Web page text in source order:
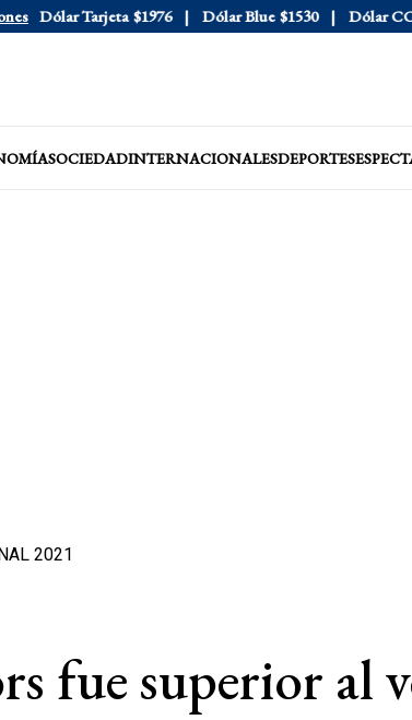
Dólar Tarjeta $1976 Dólar Blue $1530 Dólar CCL
SOCIEDADINTERNACIONALESDEPORTES
2021
fue superior al